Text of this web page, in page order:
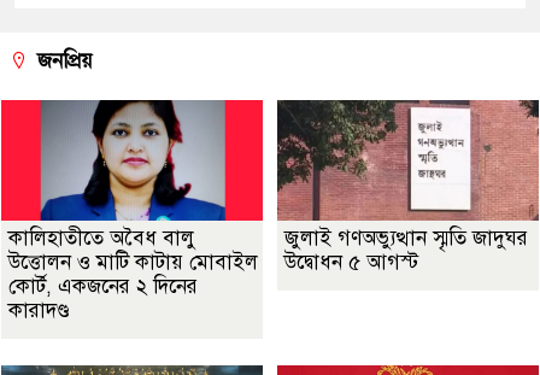
জনপ্রিয়
কালিহাতীতে অবৈধ বালু
উত্তোলন ও মাটি কাটায় মোবাইল
কোর্ট, একজনের ২ দিনের
কারাদণ্ড
জুলাই গণঅভ্যুত্থান স্মৃতি জাদুঘর
উদ্বোধন ৫ আগস্ট